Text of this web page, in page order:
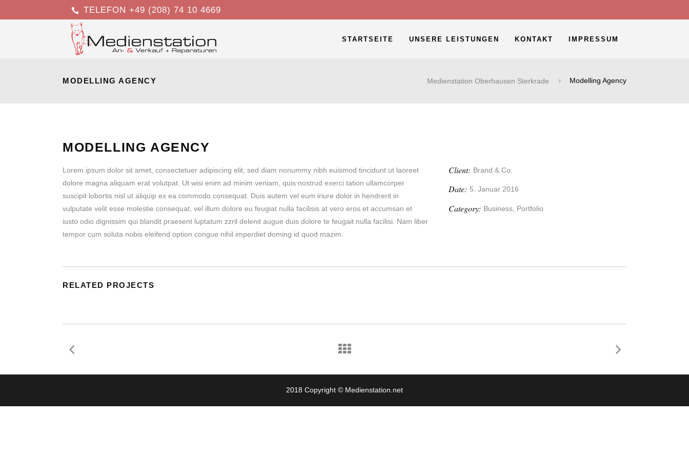
TELEFON +49 (208) 74 10 4669
STARTSEITE UNSERE LEISTUNGEN KONTAKT IMPRESSUM
MODELLING AGENCY Medienstation Oberhausen Sterkrade Modelling Agency
MODELLING AGENCY
Lorem ipsum dolor sit amet, consectetuer adipiscing elit, sed diam nonummy nibh euismod tincidunt ut laoreet
dolore magna aliquam erat volutpat. Ut wisi enim ad minim veniam, quis nostrud exerci tation ullamcorper
suscipit lobortis nisl ut aliquip ex ea commodo consequat. Duis autem vel eum iriure dolor in hendrerit in
vulputate velit esse molestie consequat, vel illum dolore eu feugiat nulla facilisis at vero eros et accumsan et
iusto odio dignissim qui blandit praesent luptatum zzril delenit augue duis dolore te feugait nulla facilisi. Nam liber
tempor cum soluta nobis eleifend option congue nihil imperdiet doming id quod mazim.
Client: Brand & Co.
Date: 5. Januar 2016
Category: Business, Portfolio
RELATED PROJECTS
2018 Copyright © Medienstation.net